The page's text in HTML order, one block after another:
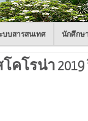
บบสารสนเทศ นักศึกษ
คโรน่า